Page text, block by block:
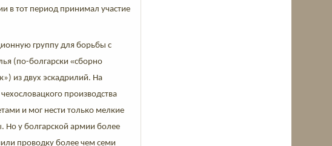
в тот период принимал участие
группу для борьбы с
(по-болгарски«сборно
из двух эскадрилий. На
производства
и мог нести только мелкие
Но у болгарской армии более
проводку более чем семи